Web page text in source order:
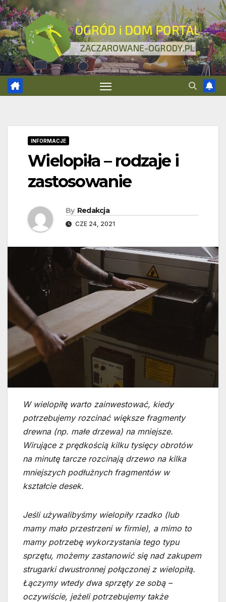
Skip
to
content
INFORMACJE
Wielopiła – rodzaje i
zastosowanie
By Redakcja
CZE 24, 2021
W wielopiłę warto zainwestować, kiedy
potrzebujemy rozcinać większe fragmenty
drewna (np. małe drzewa) na mniejsze.
Wirujące z prędkością kilku tysięcy obrotów
na minutę tarcze rozcinają drzewo na kilka
mniejszych podłużnych fragmentów w
kształcie desek.
Jeśli używalibyśmy wielopiły rzadko (lub
mamy mało przestrzeni w firmie), a mimo to
mamy potrzebę wykorzystania tego typu
sprzętu, możemy zastanowić się nad zakupem
strugarki dwustronnej połączonej z wielopiłą.
Łączymy wtedy dwa sprzęty ze sobą –
oczywiście, jeżeli potrzebujemy także